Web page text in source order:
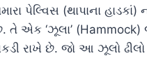
પેલ્વિસ (થાપાના
તે એક ‘ઝૂલા’
રાખે છે. જો આ ઝૂલો